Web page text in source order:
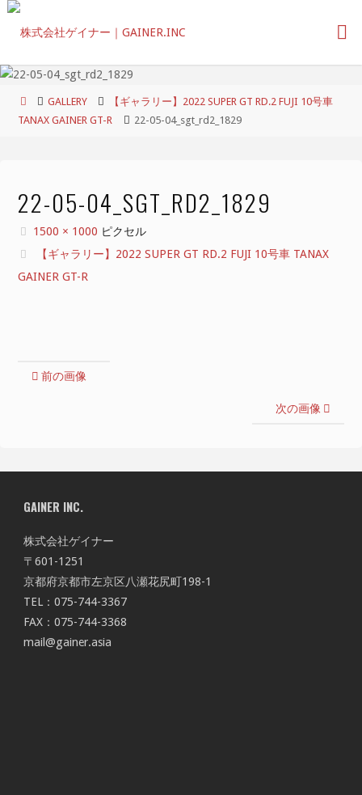
コ
ン
ホ
ー
GALLERY
【ギャラリー】2022 SUPER GT RD.2 FUJI 10号車
TANAX GAINER GT-R
22-05-04_sgt_rd2_1829
22-05-04_SGT_RD2_1829
フ
ル
サ
1500 × 1000 ピクセル
【ギャラリー】2022 SUPER GT RD.2 FUJI 10号車 TANAX
GAINER GT-R
前の画像
次の画像
GAINER INC.
株式会社ゲイナー
〒601-1251
京都府京都市左京区八瀬花尻町198-1
TEL：075-744-3367
FAX：075-744-3368
mail@gainer.asia